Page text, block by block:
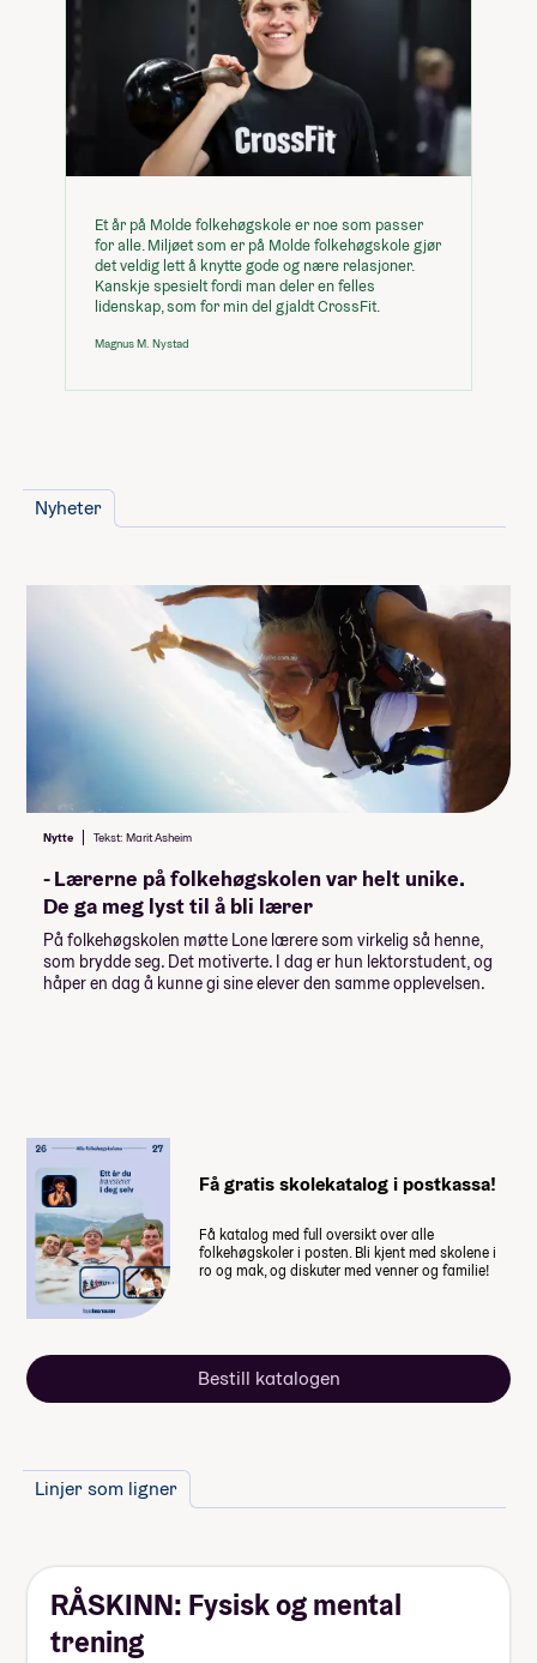
Reiseforsikring
Internett
Vaskemaskin
Minimumspris for linja 163 000,-
Du kan legge til
(Huk av og se hvordan det påvirker prisen)
Bad på rommet
6 800,-
Enkeltrom
Les mer om priser, lån og stipend
Studiestøtten for neste år vedtas av
Stortinget i desember, ny beløp for
studiestøtte legges inn etter det.
Summen du må dekke selv
163 000
Når du takker ja til skoleplassen må du
betale et administrasjonsgebyr. Resten av
summen betaler du månedsvis gjennom
skoleåret. Nærmere informasjon får du fra
skolen.
Valgfag
Lommepenger.På bloggen
forteller fire elever hvor mye
lommepenger de brukte i løpet av
sitt år på folkehøgskole
Et år på Molde folkehøgskole er noe som passer
for alle. Miljøet som er på Molde folkehøgskole gjør
det veldig lett å knytte gode og nære relasjoner.
Kanskje spesielt fordi man deler en felles
lidenskap, som for min del gjaldt CrossFit.
Magnus M. Nystad
Nyheter
Nytte Tekst: Marit Asheim
- Lærerne på folkehøgskolen var helt unike.
De ga meg lyst til å bli lærer
På folkehøgskolen møtte Lone lærere som virkelig så henne,
som brydde seg. Det motiverte. I dag er hun lektorstudent, og
håper en dag å kunne gi sine elever den samme opplevelsen.
Få gratis skolekatalog i postkassa!
Få katalog med full oversikt over alle
folkehøgskoler i posten. Bli kjent med skolene i
ro og mak, og diskuter med venner og familie!
Bestill katalogen
Linjer som ligner
RÅSKINN: Fysisk og mental
trening